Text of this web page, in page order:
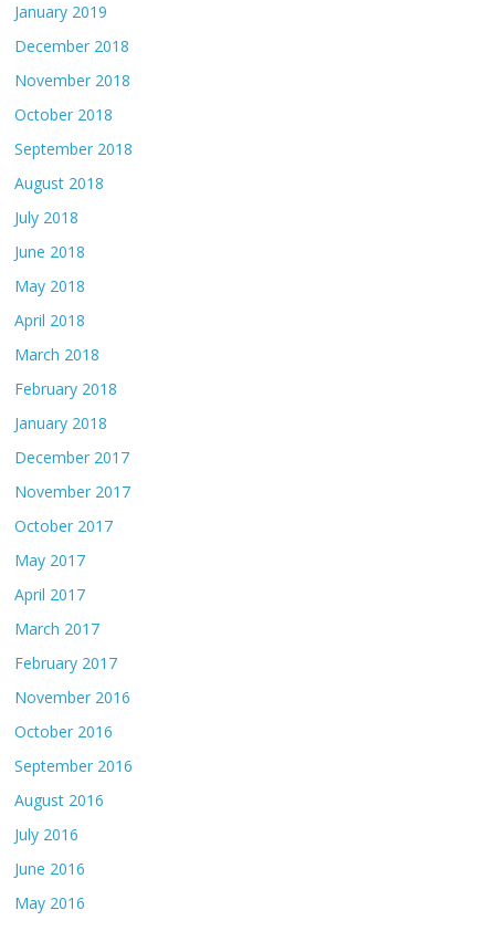
January 2019
December 2018
November 2018
October 2018
September 2018
August 2018
July 2018
June 2018
May 2018
April 2018
March 2018
February 2018
January 2018
December 2017
November 2017
October 2017
May 2017
April 2017
March 2017
February 2017
November 2016
October 2016
September 2016
August 2016
July 2016
June 2016
May 2016